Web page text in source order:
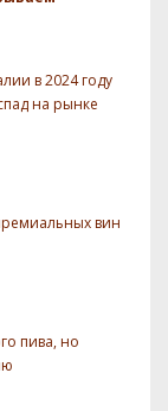
в 2024 году
на рынке
вин
пива, но